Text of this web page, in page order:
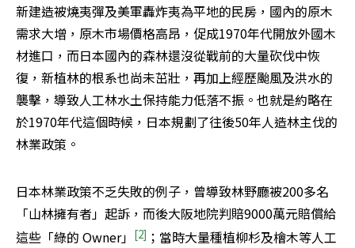
新建造被燒夷彈及美軍轟炸夷為平地的民房，國內的原木
需求大增，原木市場價格高昂，促成1970年代開放外國木
材進口，而日本國內的森林還沒從戰前的大量砍伐中恢
復，新植林的根系也尚未茁壯，再加上經歷颱風及洪水的
襲擊，導致人工林水土保持能力低落不振。也就是約略在
於1970年代這個時候，日本規劃了往後50年人造林主伐的
林業政策。
日本林業政策不乏失敗的例子，曾導致林野廳被200多名
「山林擁有者」起訴，而後大阪地院判賠9000萬元賠償給
這些「綠的 Owner」 [2] ；當時大量種植柳杉及檜木等人工